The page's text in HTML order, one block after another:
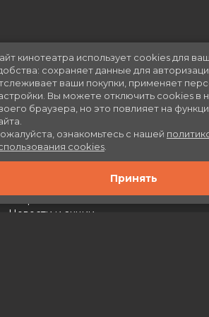
Скоро в кино
Новости и акции
Сайт кинотеатра использует cookies
удобства: сохраняет данные для
отслеживает ваши покупки, применяет
настройки.Вы можете отключить
своего браузера, но это повлияет на
сайта.
Пожалуйста, ознакомьтесь с нашей
использования cookies
Принять